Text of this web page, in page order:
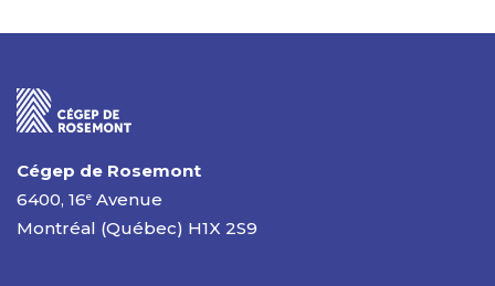
Cégep de Rosemont
6400, 16e Avenue
Montréal (Québec) H1X 2S9